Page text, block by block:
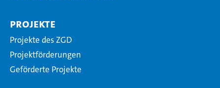
Projekte
Projekte des ZGD
Projektförderungen
Geförderte Projekte